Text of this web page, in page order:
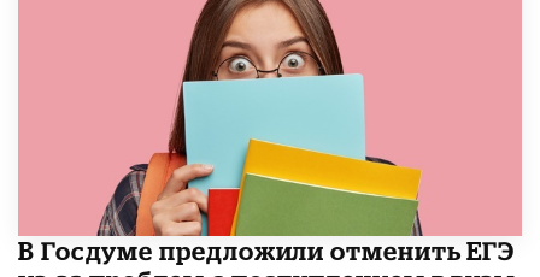
В Госдуме предложили отменить ЕГЭ